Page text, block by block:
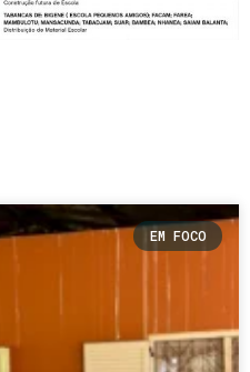
EM FOCO